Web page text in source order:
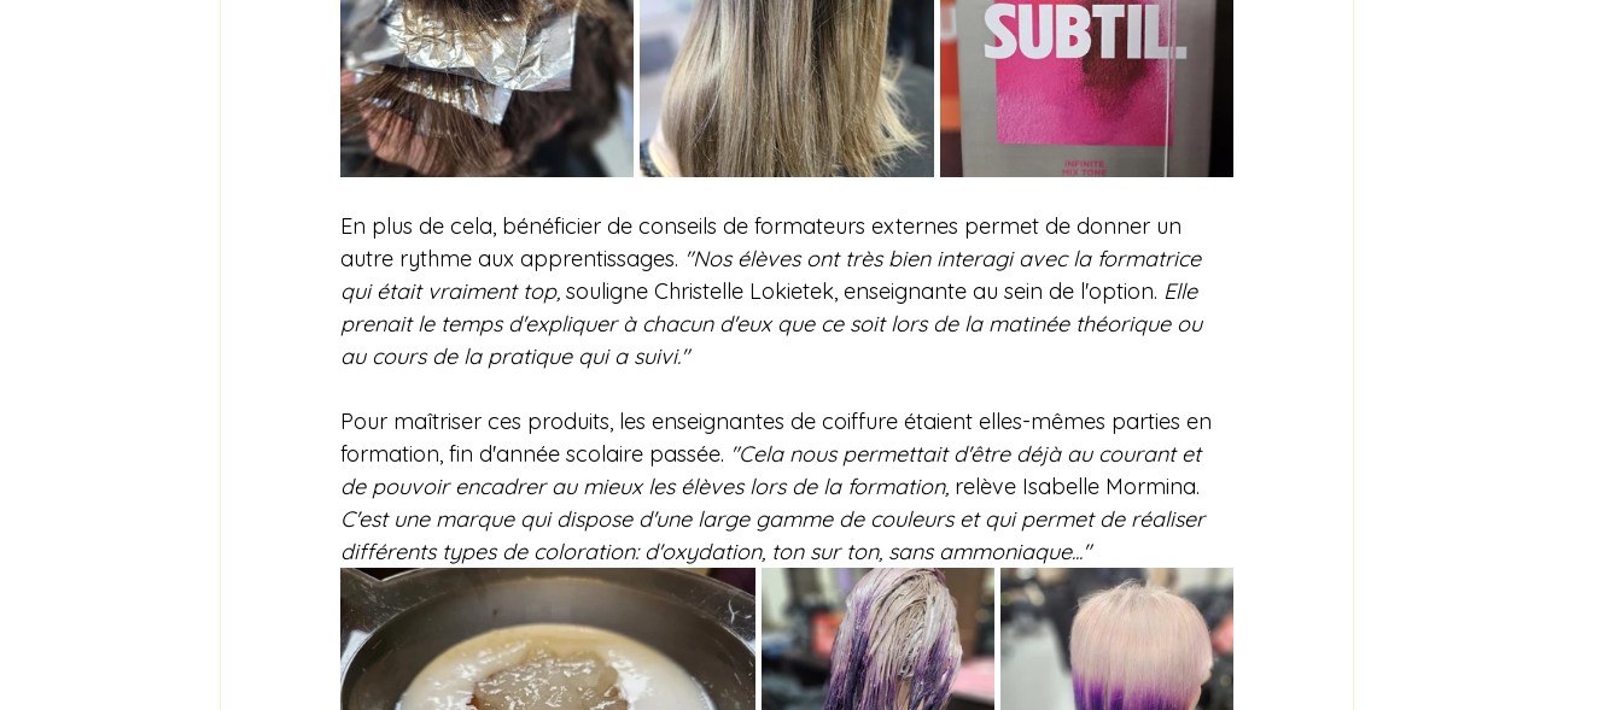
En plus de cela, bénéficier de conseils de formateurs externes permet de donner un
autre rythme aux apprentissages. "Nos élèves ont très bien interagi avec la formatrice
qui était vraiment top, souligne Christelle Lokietek, enseignante au sein de l'option. Elle
prenait le temps d'expliquer à chacun d'eux que ce soit lors de la matinée théorique ou
au cours de la pratique qui a suivi."
Pour maîtriser ces produits, les enseignantes de coiffure étaient elles-mêmes parties en
formation, fin d'année scolaire passée. "Cela nous permettait d'être déjà au courant et
de pouvoir encadrer au mieux les élèves lors de la formation, relève Isabelle Mormina.
C'est une marque qui dispose d'une large gamme de couleurs et qui permet de réaliser
différents types de coloration: d'oxydation, ton sur ton, sans ammoniaque..."